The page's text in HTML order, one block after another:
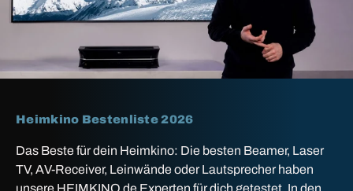
Heimkino Bestenliste 2026
Das Beste für dein Heimkino: Die besten Beamer, Laser
TV, AV-Receiver, Leinwände oder Lautsprecher haben
unsere HEIMKINO.de Experten für dich getestet. In den